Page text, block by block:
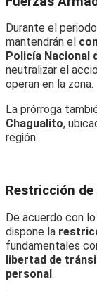
Durante el
mantendrán el
Policía Nacional
neutralizar el
operan en la zona.
La prórroga
Chagualito,
región.
Restricción
De acuerdo con
dispone la
fundamentales
libertad de
personal.